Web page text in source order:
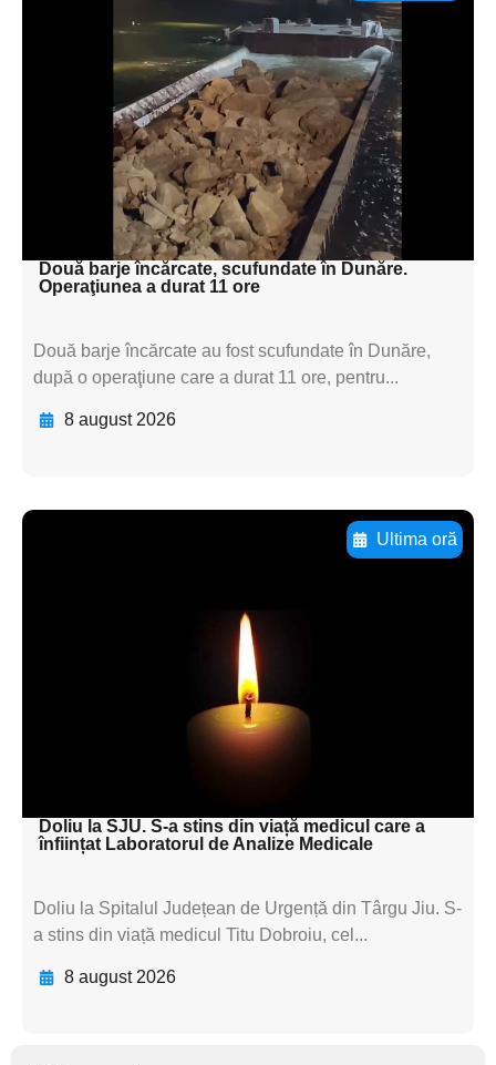
Adaugă aici textul pentru
subtitluAdaugă aici
textul pentru
subtitluAdaugă aici
textul pentru
subtitluAdaugă aici
textul pentru subti
Două barje încărcate, scufundate în Dunăre.
Operaţiunea a durat 11 ore
Două barje încărcate au fost scufundate în Dunăre,
după o operaţiune care a durat 11 ore, pentru...
8 august 2026
Ultima oră
subtitluAdaugă aici
textul pentru
subtitluAdaugă aici
textul pentru
subtitluAdaugă aici
Doliu la SJU. S-a stins din viață medicul care a
înființat Laboratorul de Analize Medicale
Doliu la Spitalul Județean de Urgență din Târgu Jiu. S-
a stins din viață medicul Titu Dobroiu, cel...
8 august 2026